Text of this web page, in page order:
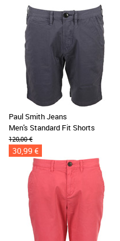
Paul Smith Jeans
Men's Standard Fit Shorts
120,00 €
30,99 €